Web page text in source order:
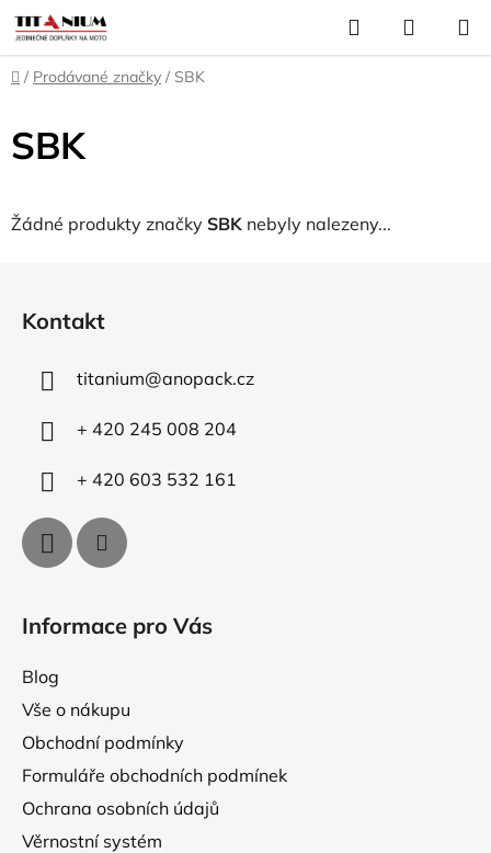
Přejít
na
obsah
Hledat
KOŠÍK
Domů
/ Prodávané značky / SBK
SBK
Žádné produkty značky SBK nebyly nalezeny...
Kontakt
titanium@anopack.cz
+ 420 245 008 204
+ 420 603 532 161
Informace pro Vás
Blog
Vše o nákupu
Obchodní podmínky
Formuláře obchodních podmínek
Ochrana osobních údajů
Věrnostní systém